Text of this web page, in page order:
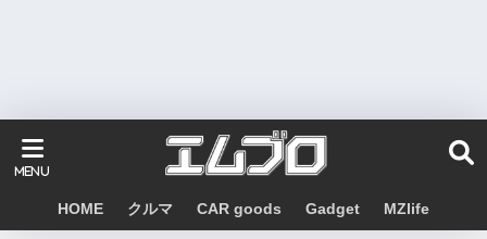
HOME クルマ CAR goods Gadget MZlife